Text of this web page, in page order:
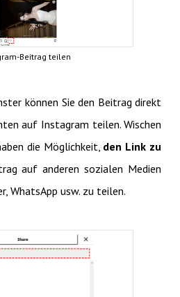
Beitrag teilen
können Sie den Beitrag direkt
auf Instagram teilen. Wischen
die Möglichkeit, den Link zu
auf anderen sozialen Medien
WhatsApp usw. zu teilen.